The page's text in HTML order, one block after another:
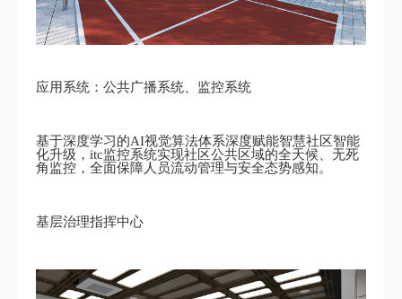
应用系统：公共广播系统、监控系统
基于深度学习的AI视觉算法体系深度赋能智慧社区智能
化升级，itc监控系统实现社区公共区域的全天候、无死
角监控，全面保障人员流动管理与安全态势感知。
基层治理指挥中心